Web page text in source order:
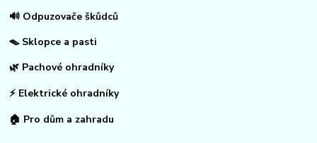
🔊 Odpuzovače škůdců
🪤 Sklopce a pasti
🌿 Pachové ohradníky
⚡ Elektrické ohradníky
🏠 Pro dům a zahradu